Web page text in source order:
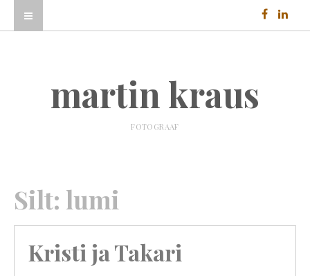
martin kraus
FOTOGRAAF
Silt: lumi
Kristi ja Takari